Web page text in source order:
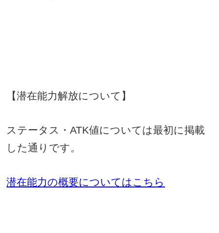
【潜在能力解放について】
ステータス・ATK値については最初に掲載
した通りです。
潜在能力の概要についてはこちら